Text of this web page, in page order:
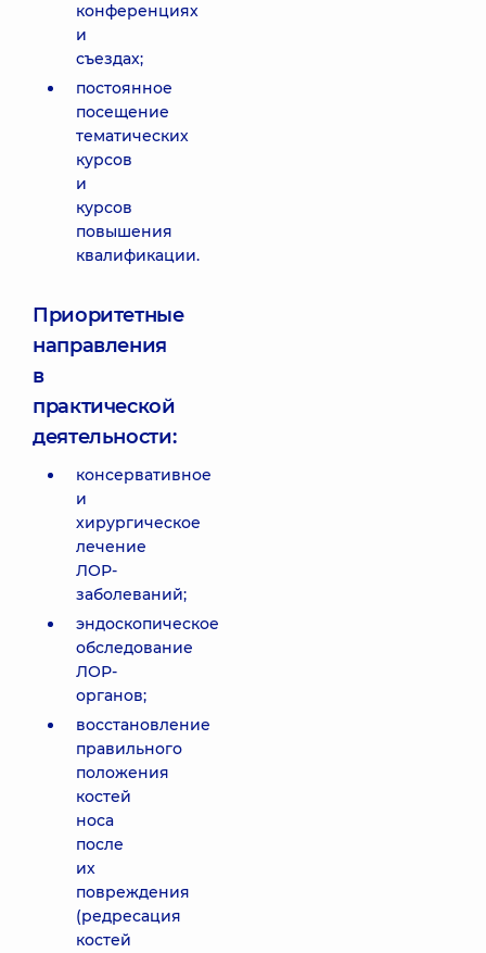
конференциях
и
съездах;
постоянное
посещение
тематических
курсов
и
курсов
повышения
квалификации.
Приоритетные
направления
в
практической
деятельности:
консервативное
и
хирургическое
лечение
ЛОР-
заболеваний;
эндоскопическое
обследование
ЛОР-
органов;
восстановление
правильного
положения
костей
носа
после
их
повреждения
(редресация
костей